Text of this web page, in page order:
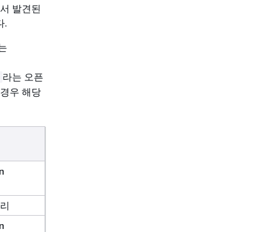
발견된
.
라는 오픈
우 해당